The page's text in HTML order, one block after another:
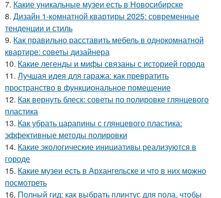
7. Какие уникальные музеи есть в Новосибирске
8. Дизайн 1-комнатной квартиры 2025: современные
тенденции и стиль
9. Как правильно расставить мебель в однокомнатной
квартире: советы дизайнера
10. Какие легенды и мифы связаны с историей города
11. Лучшая идея для гаража: как превратить
пространство в функциональное помещение
12. Как вернуть блеск: советы по полировке глянцевого
пластика
13. Как убрать царапины с глянцевого пластика:
эффективные методы полировки
14. Какие экологические инициативы реализуются в
городе
15. Какие музеи есть в Архангельске и что в них можно
посмотреть
16. Полный гид: как выбрать плинтус для пола, чтобы